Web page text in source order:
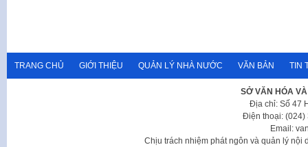
TRANG CHỦ GIỚI THIỆU QUẢN LÝ NHÀ NƯỚC VĂN BẢN TIN
SỞ VĂN HÓA
Địa chỉ: Số 47
Điện thoại: (024)
Email:
Chịu trách nhiệm phát ngôn và quản lý nội